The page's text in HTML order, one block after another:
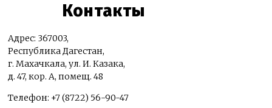
Контакты
Адрес: 367003,
Республика Дагестан,
г. Махачкала, ул. И. Казака,
д. 47, кор. А, помещ. 48
Телефон: +7 (8722) 56-90-47